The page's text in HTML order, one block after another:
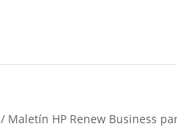
/ Maletín HP Renew Business